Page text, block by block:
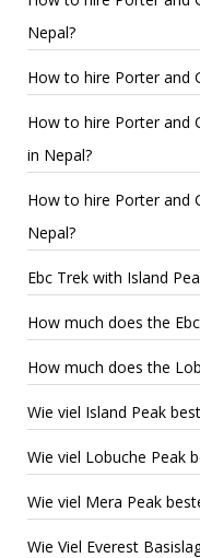
Nepal?
How to hire Porter and
How to hire Porter and
in Nepal?
How to hire Porter and
Nepal?
Ebc Trek with Island
How much does the
How much does the
Wie viel Island Peak
Wie viel Lobuche Peak
Wie viel Mera Peak
Wie Viel Everest